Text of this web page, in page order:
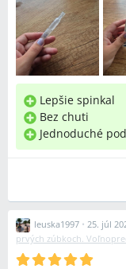
Lepšie spinkal
Bez chuti
Jednoduché
leuska1997 • 25. júl
prvých zúbkoch.